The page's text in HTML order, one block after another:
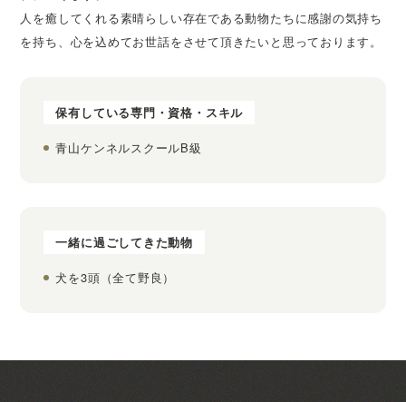
人を癒してくれる素晴らしい存在である動物たちに感謝の気持ち
を持ち、心を込めてお世話をさせて頂きたいと思っております。
保有している専門・資格・スキル
青山ケンネルスクールB級
一緒に過ごしてきた動物
犬を3頭（全て野良）